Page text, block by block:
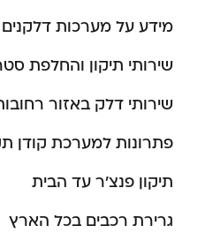
מידע על מערכות דלקנים
שירותי תיקון והחלפת
שירותי דלק באזור
פתרונות למערכת קודן
תיקון פנצ’ר עד הבית
גרירת רכבים בכל הארץ